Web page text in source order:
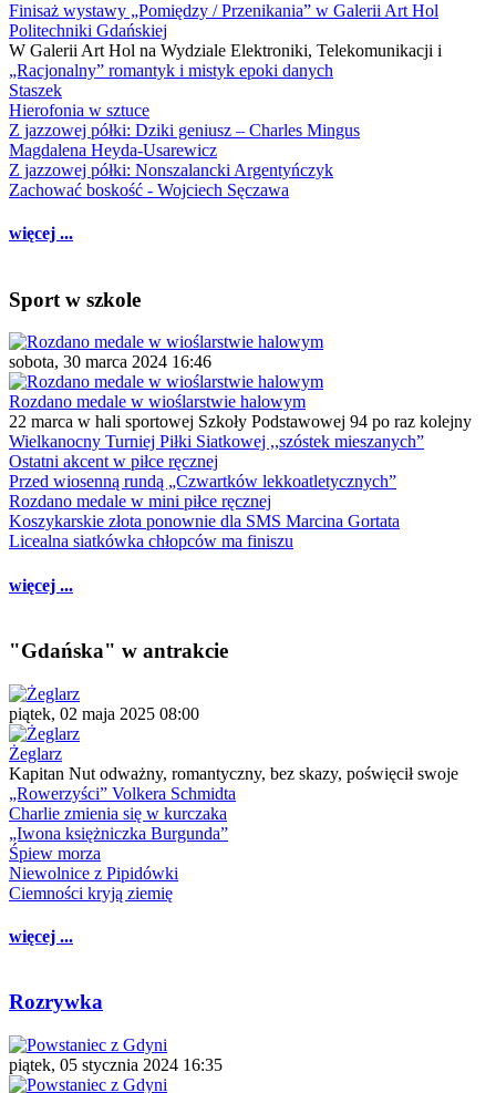
Finisaż wystawy „Pomiędzy / Przenikania” w Galerii Art Hol
Politechniki Gdańskiej
W Galerii Art Hol na Wydziale Elektroniki, Telekomunikacji i
„Racjonalny” romantyk i mistyk epoki danych
Staszek
Hierofonia w sztuce
Z jazzowej półki: Dziki geniusz – Charles Mingus
Magdalena Heyda-Usarewicz
Z jazzowej półki: Nonszalancki Argentyńczyk
Zachować boskość - Wojciech Sęczawa
więcej ...
Sport w szkole
sobota, 30 marca 2024 16:46
Rozdano medale w wioślarstwie halowym
22 marca w hali sportowej Szkoły Podstawowej 94 po raz kolejny
Wielkanocny Turniej Piłki Siatkowej ,,szóstek mieszanych”
Ostatni akcent w piłce ręcznej
Przed wiosenną rundą „Czwartków lekkoatletycznych”
Rozdano medale w mini piłce ręcznej
Koszykarskie złota ponownie dla SMS Marcina Gortata
Licealna siatkówka chłopców ma finiszu
więcej ...
"Gdańska" w antrakcie
piątek, 02 maja 2025 08:00
Żeglarz
Kapitan Nut odważny, romantyczny, bez skazy, poświęcił swoje
„Rowerzyści” Volkera Schmidta
Charlie zmienia się w kurczaka
„Iwona księżniczka Burgunda”
Śpiew morza
Niewolnice z Pipidówki
Ciemności kryją ziemię
więcej ...
Rozrywka
piątek, 05 stycznia 2024 16:35